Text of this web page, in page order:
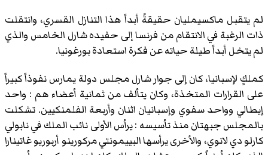
لم يتقبل ماكسيمليان حقيقةً أبداً هذا التنازل القسري، وانتقلت
ذات الرغبة في الانتقام من فرنسا إلى حفيده شارل الخامس والذي
لم يتخل أبداً طيلة حياته عن فكرة استعادة بورغونيا.
كملكٍ لإسبانيا، كان إلى جوار شارل مجلس دولة يمارس نفوذاً كبيراً
على القرارات المتخذة، وكان يتألف من ثمانية أعضاء هم : واحد
إيطالي وواحد سفوي وإسبانيان اثنان وأربعة الفلمنكيين. تشكلت
بالمجلس جبهتان منذ تأسيسه : يرأس الأولى نائب الملك في نابولي
كارلو دي لانوي، والأخرى يرأسها البييمونتيمركورينو أربوريو غاتينارا